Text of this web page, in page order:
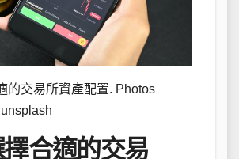
的交易所資產配置. Photos
合適的交易